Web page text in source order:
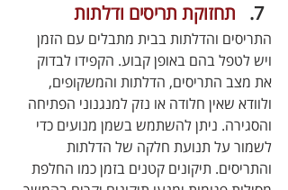
תחזוקת תריסים ודלתות
התריסים והדלתות בבית מתבלים עם הזמן
ויש לטפל בהם באופן קבוע. הקפידו לבדוק
את מצב התריסים, הדלתות והמשקופים,
ולוודא שאין חלודה או נזק למנגנוני הפתיחה
והסגירה. ניתן להשתמש בשמן מנועים כדי
לשמור על תנועת חלקה של הדלתות
והתריסים. תיקונים קטנים בזמן כמו החלפת